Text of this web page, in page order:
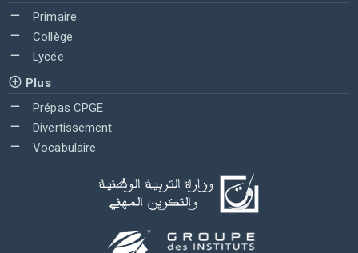
Primaire
Collège
Lycée
Plus
Prépas CPGE
Divertissement
Vocabulaire